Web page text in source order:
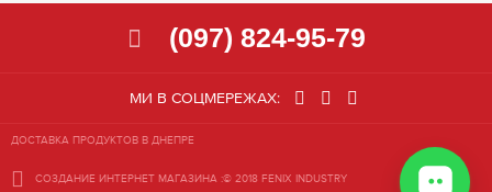
МИ В СОЦМЕРЕЖАХ:
(097) 824-95-79
ДОСТАВКА ПРОДУКТОВ В ДНЕПРЕ
СОЗДАНИЕ ИНТЕРНЕТ МАГАЗИНА :© 2018 FENIX INDUSTRY
СОЗДАНИЕ